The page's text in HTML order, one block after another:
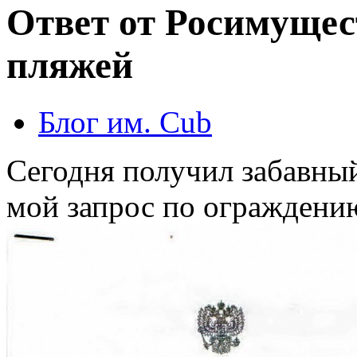
Ответ от
пляжей
Блог им. Cub
Сегодня получил
мой запрос по